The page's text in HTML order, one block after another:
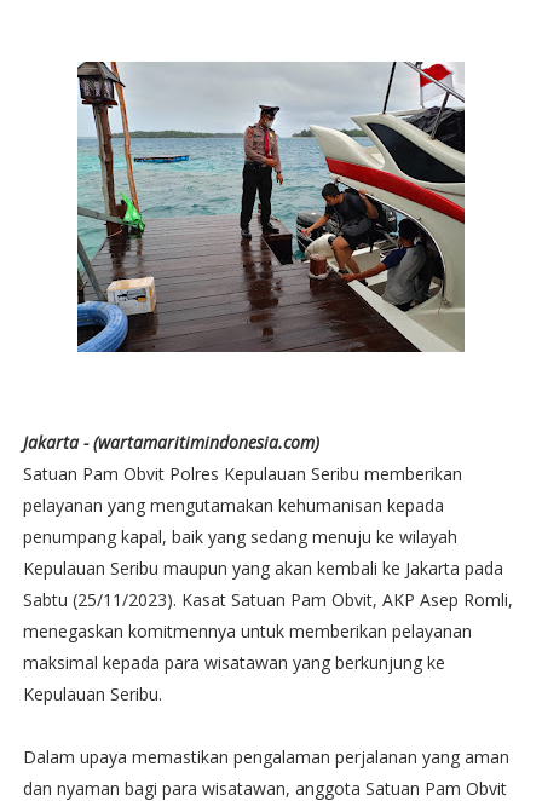
Jakarta - (wartamaritimindonesia.com)
Satuan Pam Obvit Polres Kepulauan Seribu memberikan
pelayanan yang mengutamakan kehumanisan kepada
penumpang kapal, baik yang sedang menuju ke wilayah
Kepulauan Seribu maupun yang akan kembali ke Jakarta pada
Sabtu (25/11/2023). Kasat Satuan Pam Obvit, AKP Asep Romli,
menegaskan komitmennya untuk memberikan pelayanan
maksimal kepada para wisatawan yang berkunjung ke
Kepulauan Seribu.
Dalam upaya memastikan pengalaman perjalanan yang aman
dan nyaman bagi para wisatawan, anggota Satuan Pam Obvit